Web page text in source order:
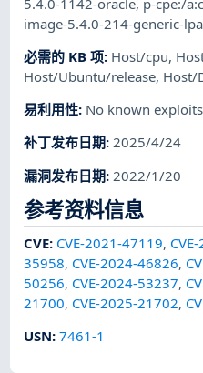
image-5.4.0-214-generic-
必需的 KB 项: Host/cpu,
Host/Ubuntu/release, Host/
易利用性: No known
补丁发布日期:2025/4/24
漏洞发布日期: 2022/1/20
参考资料信息
CVE: CVE-2021-47119,
35958, CVE-2024-46826,
50256, CVE-2024-53237,
21700, CVE-2025-21702,
USN:7461-1